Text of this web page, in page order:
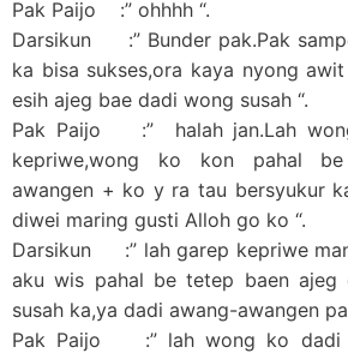
Pak Paijo :” ohhhh “.
Darsikun :” Bunder pak.Pak
ka bisa sukses,ora kaya nyong
esih ajeg bae dadi wong susah “.
Pak Paijo :” halah jan.Lah
kepriwe,wong ko kon pahal
awangen + ko y ra tau bersyukur
diwei maring gusti Alloh go ko “.
Darsikun :” lah garep kepriwe
aku wis pahal be tetep baen ajeg
susah ka,ya dadi awang-awangen
Pak Paijo :” lah wong ko dadi